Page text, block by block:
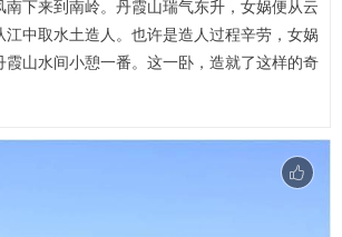
南下来到南岭。丹霞山瑞气东升，女娲便从云
江中取水土造人。也许是造人过程辛劳，女娲
霞山水间小憩一番。这一卧，造就了这样的奇